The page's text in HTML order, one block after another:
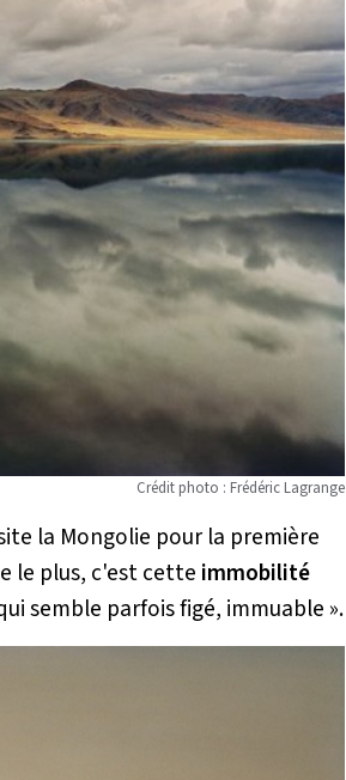
Crédit photo : Frédéric Lagrange
la Mongolie pour la première
le plus, c'est cette immobilité
semble parfois figé, immuable ».